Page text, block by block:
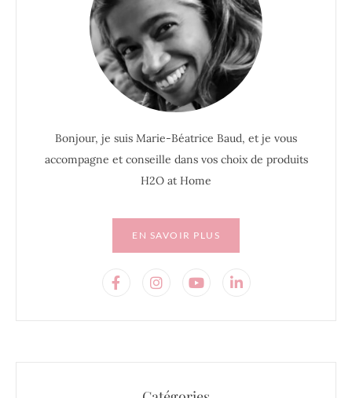
Bonjour, je suis Marie-Béatrice Baud, et je vous
accompagne et conseille dans vos choix de produits
H2O at Home
EN SAVOIR PLUS